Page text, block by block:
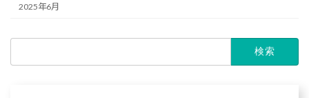
2025年6月